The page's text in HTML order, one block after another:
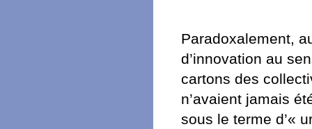
Paradoxalement,
d’innovation au
cartons des
n’avaient jamais
sous le terme d’«